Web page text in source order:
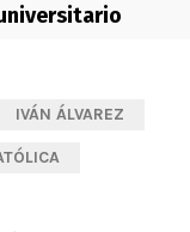
IVÁN ÁLVAREZ